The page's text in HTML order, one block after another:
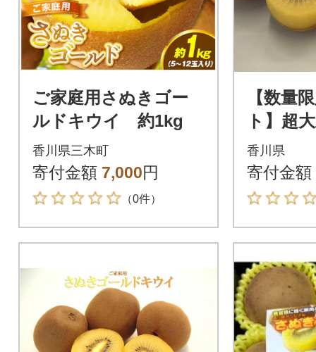
ご家庭用さぬきゴー
ルドキウイ 約1kg
香川県三木町
寄付金額 7,000円
（0件）
【数量
ト】超
ールド
香川県
寄付金額